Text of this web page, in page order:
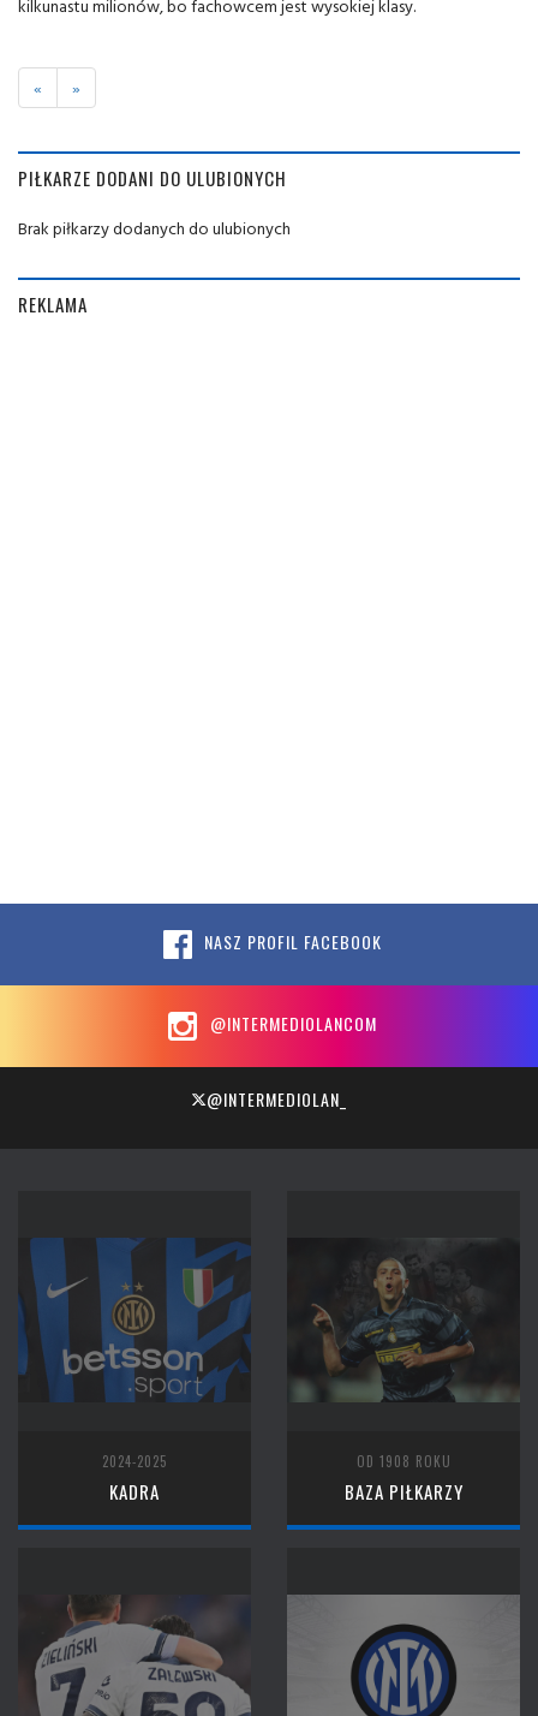
kilkunastu milionów, bo fachowcem jest wysokiej klasy.
« »
PIŁKARZE DODANI DO ULUBIONYCH
Brak piłkarzy dodanych do ulubionych
REKLAMA
NASZ PROFIL FACEBOOK
@INTERMEDIOLANCOM
@INTERMEDIOLAN_
2024-2025
KADRA
OD 1908 ROKU
BAZA PIŁKARZY